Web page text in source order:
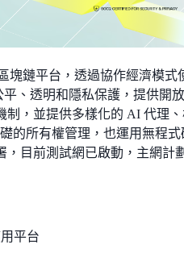
塊鏈平台，透過協作經濟模式
、透明和隱私保護，提供開
制，並提供多樣化的 AI 代理
的所有權管理，也運用無程式
，目前測試網已啟動，主網計
平台